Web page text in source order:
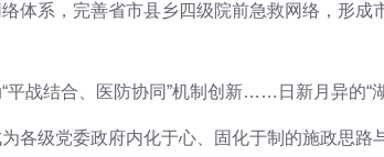
体系，完善省市县乡四级院前急救网络，形成
战结合、医防协同”机制创新……日新月异的“
各级党委政府内化于心、固化于制的施政思